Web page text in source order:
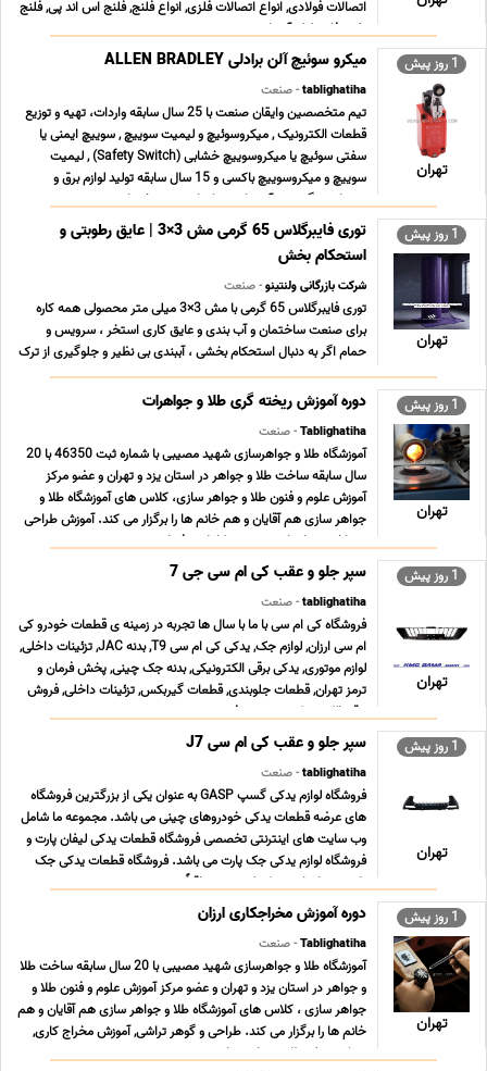
اتصالات فولادی, انواع اتصالات فلزی, انواع فلنج, فلنج اس اند پی, فلنج
نفت, فلنج لوله آب, اتص ... ...
1 روز پیش
تهران
میکرو سوئیچ آلن برادلی ALLEN BRADLEY
tablighatiha- صنعت
تیم متخصصین وایقان صنعت با 25 سال سابقه واردات، تهیه و توزیع
قطعات الکترونیک , میکروسوئیچ و لیمیت سوییچ , سوییچ ایمنی یا
سفتی سوئیچ یا میکروسوییچ خشابی (Safety Switch) , لیمیت
سوییچ و میکروسوییچ باکسی و 15 سال سابقه تولید لوازم برق و
روشنایی ، گرد هم آمده است تا جامع ترین خدمات ت ... ...
1 روز پیش
تهران
توری فایبرگلاس 65 گرمی مش 3×3 | عایق رطوبتی و
استحکام بخش
شرکت بازرگانی ولنتینو- صنعت
توری فایبرگلاس 65 گرمی با مش 3×3 میلی متر محصولی همه کاره
برای صنعت ساختمان و آب بندی و عایق کاری استخر ، سرویس و
حمام اگر به دنبال استحکام بخشی ، آببندی بی نظیر و جلوگیری از ترک
خوردگی در پروژه های خود هستید ، این محصول پاسخگوی نیاز
شماست. مشخصات فنی محصول · چشمه (مش) 3×3 میلی م ... ...
1 روز پیش
تهران
دوره آموزش ریخته گری طلا و جواهرات
Tablighatiha- صنعت
آموزشگاه طلا و جواهرسازی شهید مصیبی با شماره ثبت 46350 با 20
سال سابقه ساخت طلا و جواهر در استان یزد و تهران و عضو مرکز
آموزش علوم و فنون طلا و جواهر سازى، کلاس هاى آموزشگاه طلا و
جواهر سازى هم آقایان و هم خانم ها را برگزار می کند. آموزش طراحى
و ساخت جواهرات به صورت کاملا حرفه اى ... ...
1 روز پیش
تهران
سپر جلو و عقب کی ام سی جی 7
tablighatiha- صنعت
فروشگاه کی ام سی با ما با سال ها تجربه در زمینه ی قطعات خودرو کی
ام سی ارزان, لوازم جک, یدکی کی ام سی T9, بدنه JAC, تزئینات داخلی,
لوازم موتوری, یدکی برقی الکترونیکی, بدنه جک چینی, پخش فرمان و
ترمز تهران, قطعات جلوبندی, قطعات گیربکس, تزئینات داخلی, فروش
برقی الکترونیکی, سیستم فرم ... ...
1 روز پیش
تهران
سپر جلو و عقب کی ام سی J7
tablighatiha- صنعت
فروشگاه لوازم یدکی گسپ GASP به عنوان یکی از بزرگترین فروشگاه
های عرضه قطعات یدکی خودروهای چینی می باشد. مجموعه ما شامل
وب سایت های اینترنتی تخصصی فروشگاه قطعات یدکی لیفان پارت و
فروشگاه لوازم یدکی جک پارت می باشد. فروشگاه قطعات یدکی جک
پارت همراه با رشد تکنولوژی و متعاقباً سرعت ت ... ...
1 روز پیش
تهران
دوره آموزش مخراجکاری ارزان
Tablighatiha- صنعت
آموزشگاه طلا و جواهرسازی شهید مصیبی با 20 سال سابقه ساخت طلا
و جواهر در استان یزد و تهران و عضو مرکز آموزش علوم و فنون طلا و
جواهر سازى ، کلاس هاى آموزشگاه طلا و جواهر سازى هم آقایان و هم
خانم ها را برگزار می کند. طراحى و گوهر تراشی, آموزش مخراج کاری,
مدرک دیپلم طلا و جواهر سازی ... ...